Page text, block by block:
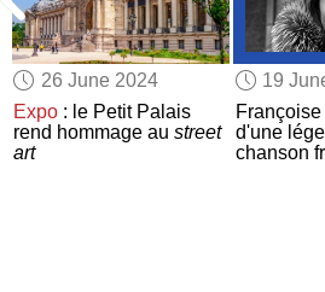
26 June 2024
Expo : le Petit Palais
rend hommage austreet
art
19
d'une
chanson